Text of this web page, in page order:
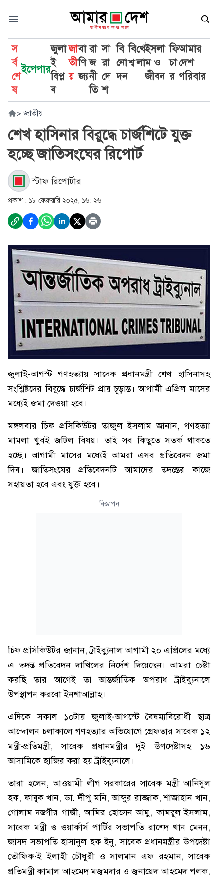
স
র্ব
শে
ষ
ইপেপার
জুলা
ই
বিপ্ল
ব
জা
তী
য়
বা
ণি
জ্য
রা
জ
নী
তি
সা
রা
দে
শ
বি
নো
দন
বি
শ্ব
খে
লা
ইসলা
ম ও
জীবন
ফি
চা
র
আমার
দেশ
পরিবার
> জাতীয়
শেখ হাসিনার বিরুদ্ধে চার্জশিটে যুক্ত
হচ্ছে জাতিসংঘের রিপোর্ট
স্টাফ রিপোর্টার
প্রকাশ : ১৮ ফেব্রুয়ারি ২০২৫, ১৬: ২৬
জুলাই-আগস্ট গণহত্যায় সাবেক প্রধানমন্ত্রী শেখ হাসিনাসহ
সংশ্লিষ্টদের বিরুদ্ধে চার্জশিট প্রায় চূড়ান্ত। আগামী এপ্রিল মাসের
মধ্যেই জমা দেওয়া হবে।
মঙ্গলবার চিফ প্রসিকিউটর তাজুল ইসলাম জানান, গণহত্যা
মামলা খুবই জটিল বিষয়। তাই সব কিছুতে সতর্ক থাকতে
হচ্ছে। আগামী মাসের মধ্যেই আমরা এসব প্রতিবেদন জমা
দিব। জাতিসংঘের প্রতিবেদনটি আমাদের তদন্তের কাজে
সহায়তা হবে এবং যুক্ত হবে।
বিজ্ঞাপন
চিফ প্রসিকিউটর জানান, ট্রাইব্যুনাল আগামী ২০ এপ্রিলের মধ্যে
এ তদন্ত প্রতিবেদন দাখিলের নির্দেশ দিয়েছেন। আমরা চেষ্টা
করছি তার আগেই তা আন্তর্জাতিক অপরাধ ট্রাইব্যুনালে
উপস্থাপন করবো ইনশাআল্লাহ।
এদিকে সকাল ১০টায় জুলাই-আগস্টে বৈষম্যবিরোধী ছাত্র
আন্দোলন চলাকালে গণহত্যার অভিযোগে গ্রেফতার সাবেক ১২
মন্ত্রী-প্রতিমন্ত্রী, সাবেক প্রধানমন্ত্রীর দুই উপদেষ্টাসহ ১৬
আসামিকে হাজির করা হয় ট্রাইব্যুনালে।
তারা হলেন, আওয়ামী লীগ সরকারের সাবেক মন্ত্রী আনিসুল
হক, ফারুক খান, ডা. দীপু মনি, আব্দুর রাজ্জাক, শাজাহান খান,
গোলাম দস্তগীর গাজী, আমির হোসেন আমু, কামরুল ইসলাম,
সাবেক মন্ত্রী ও ওয়ার্কার্স পার্টির সভাপতি রাশেদ খান মেনন,
জাসদ সভাপতি হাসানুল হক ইনু, সাবেক প্রধানমন্ত্রীর উপদেষ্টা
তৌফিক-ই ইলাহী চৌধুরী ও সালমান এফ রহমান, সাবেক
প্রতিমন্ত্রী কামাল আহমেদ মজুমদার ও জুনায়েদ আহমেদ পলক,